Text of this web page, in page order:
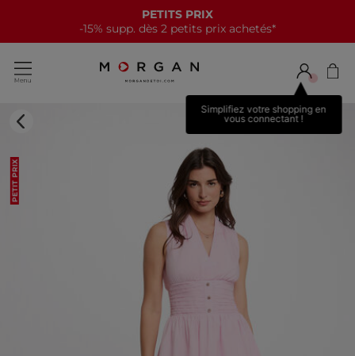
PETITS PRIX
-15% supp. dès 2 petits prix achetés*
Simplifiez votre shopping en
vous connectant !
PETIT PRIX